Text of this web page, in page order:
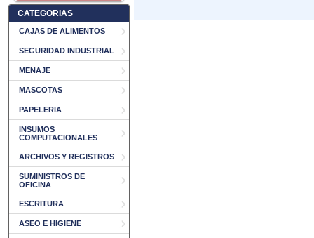
CATEGORIAS
CAJAS DE ALIMENTOS
SEGURIDAD INDUSTRIAL
MENAJE
MASCOTAS
PAPELERIA
INSUMOS
COMPUTACIONALES
ARCHIVOS Y REGISTROS
SUMINISTROS DE
OFICINA
ESCRITURA
ASEO E HIGIENE